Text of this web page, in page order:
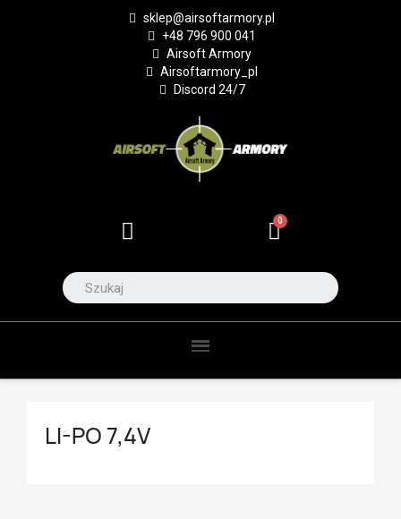
sklep@airsoftarmory.pl
+48 796 900 041
Airsoft Armory
Airsoftarmory_pl
Discord 24/7
LI-PO 7,4V